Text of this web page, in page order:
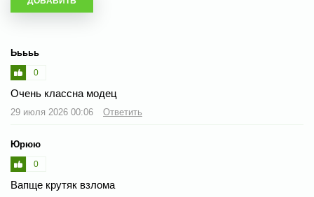
Ььььь
0
Очень классна модец
29 июля 2026 00:06 Ответить
Юрюю
0
Вапще крутяк взлома